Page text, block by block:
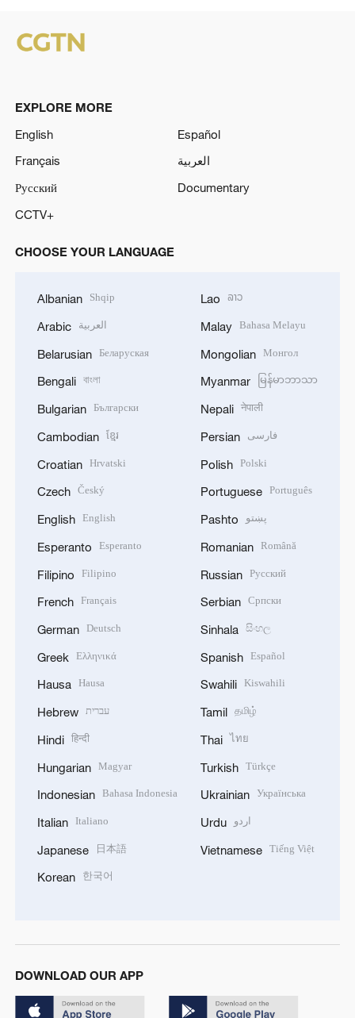
EXPLORE MORE
English
Español
Français
العربية
Русский
Documentary
CCTV+
CHOOSE YOUR LANGUAGE
Albanian Shqip
Arabic العربية
Belarusian Беларуская
Bengali বাংলা
Bulgarian Български
Cambodian ខ្មែរ
Croatian Hrvatski
Czech Český
English English
Esperanto Esperanto
Filipino Filipino
French Français
German Deutsch
Greek Ελληνικά
Hausa Hausa
Hebrew עברית
Hindi हिन्दी
Hungarian Magyar
Indonesian Bahasa Indonesia
Italian Italiano
Japanese 日本語
Korean 한국어
Lao ລາວ
Malay Bahasa Melayu
Mongolian Монгол
Myanmar မြန်မာဘာသာ
Nepali नेपाली
Persian فارسی
Polish Polski
Portuguese Português
Pashto پښتو
Romanian Română
Russian Русский
Serbian Српски
Sinhala සිංහල
Spanish Español
Swahili Kiswahili
Tamil தமிழ்
Thai ไทย
Turkish Türkçe
Ukrainian Українська
Urdu اردو
Vietnamese Tiếng Việt
DOWNLOAD OUR APP